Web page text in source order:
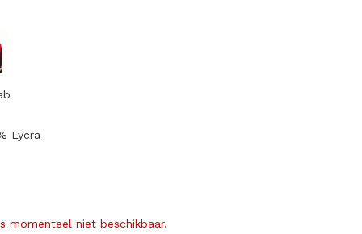
Lycra
momenteel niet beschikbaar.